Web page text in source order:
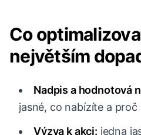
Co
největším
Nadpis a hodnotová
jasné, co nabízíte a proč
Výzva k akci: jedna